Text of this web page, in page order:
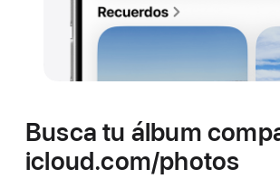
Busca tu álbum
icloud.com/photos